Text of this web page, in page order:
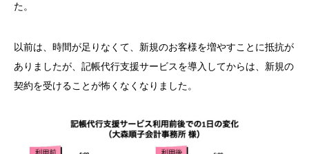
た。
以前は、時間が足りなくて、新規のお客様を増やすことに抵抗が
ありましたが、記帳代行支援サービスを導入してからは、新規の
契約を受けることが怖くなくなりました。